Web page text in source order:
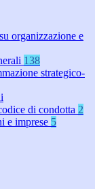
organizzazione e
138
strategico-
di condotta 2
e imprese 5